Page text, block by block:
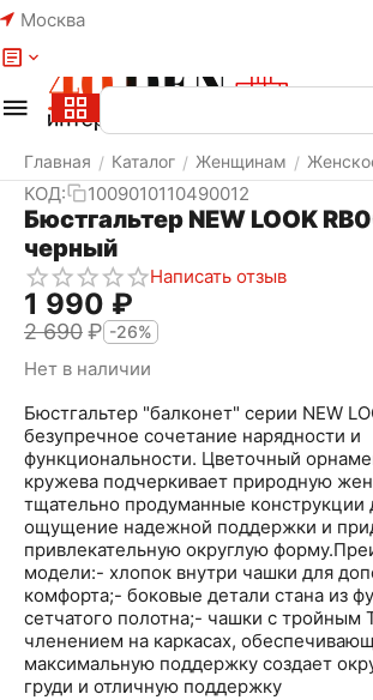
Москва
Главная / Каталог / Женщинам /
КОД: 1009010110490012
Бюстгальтер NEW LOOK
черный
Написать отзыв
1 990 ₽
2 690₽ -26%
Нет в наличии
Бюстгальтер "балконет" серии NEW
безупречное сочетание нарядности и
функциональности. Цветочный
кружева подчеркивает природную
тщательно продуманные конструкции
ощущение надежной поддержки и
привлекательную округлую
модели:- хлопок внутри чашки для
комфорта;- боковые детали стана из
сетчатого полотна;- чашки с тройным
членением на каркасах,
максимальную поддержку создает
груди и отличную поддержку
Меню